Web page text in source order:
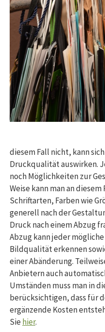
diesem Fall nicht, kann
Druckqualität auswirken.
noch Möglichkeiten zur
Weise kann man an
Schriftarten, Farben wie
generell nach der
Druck nach einem Abzug
Abzug kann jeder
Bildqualität erkennen
einer Abänderung.
Anbietern auch
Umständen muss man in
berücksichtigen, dass für
ergänzende Kosten
Siehier.